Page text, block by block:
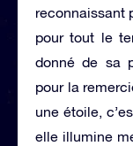
reconnaissant
pour tout le
donné de sa
pour la
une étoile,
elle illumine